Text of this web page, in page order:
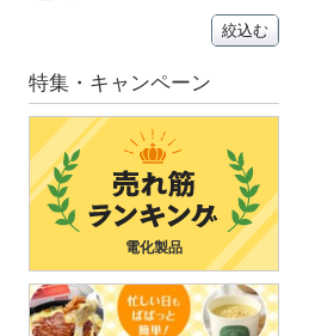
絞込む
特集・キャンペーン
電化製品